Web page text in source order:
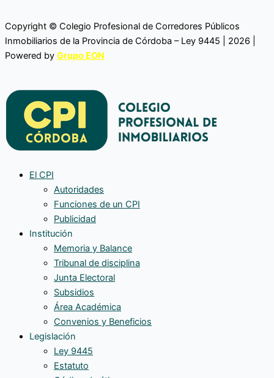
Copyright © Colegio Profesional de Corredores Públicos
Inmobiliarios de la Provincia de Córdoba – Ley 9445 | 2026 |
Powered by Grupo EON
El CPI
Autoridades
Funciones de un CPI
Publicidad
Institución
Memoria y Balance
Tribunal de disciplina
Junta Electoral
Subsidios
Área Académica
Convenios y Beneficios
Legislación
Ley 9445
Estatuto